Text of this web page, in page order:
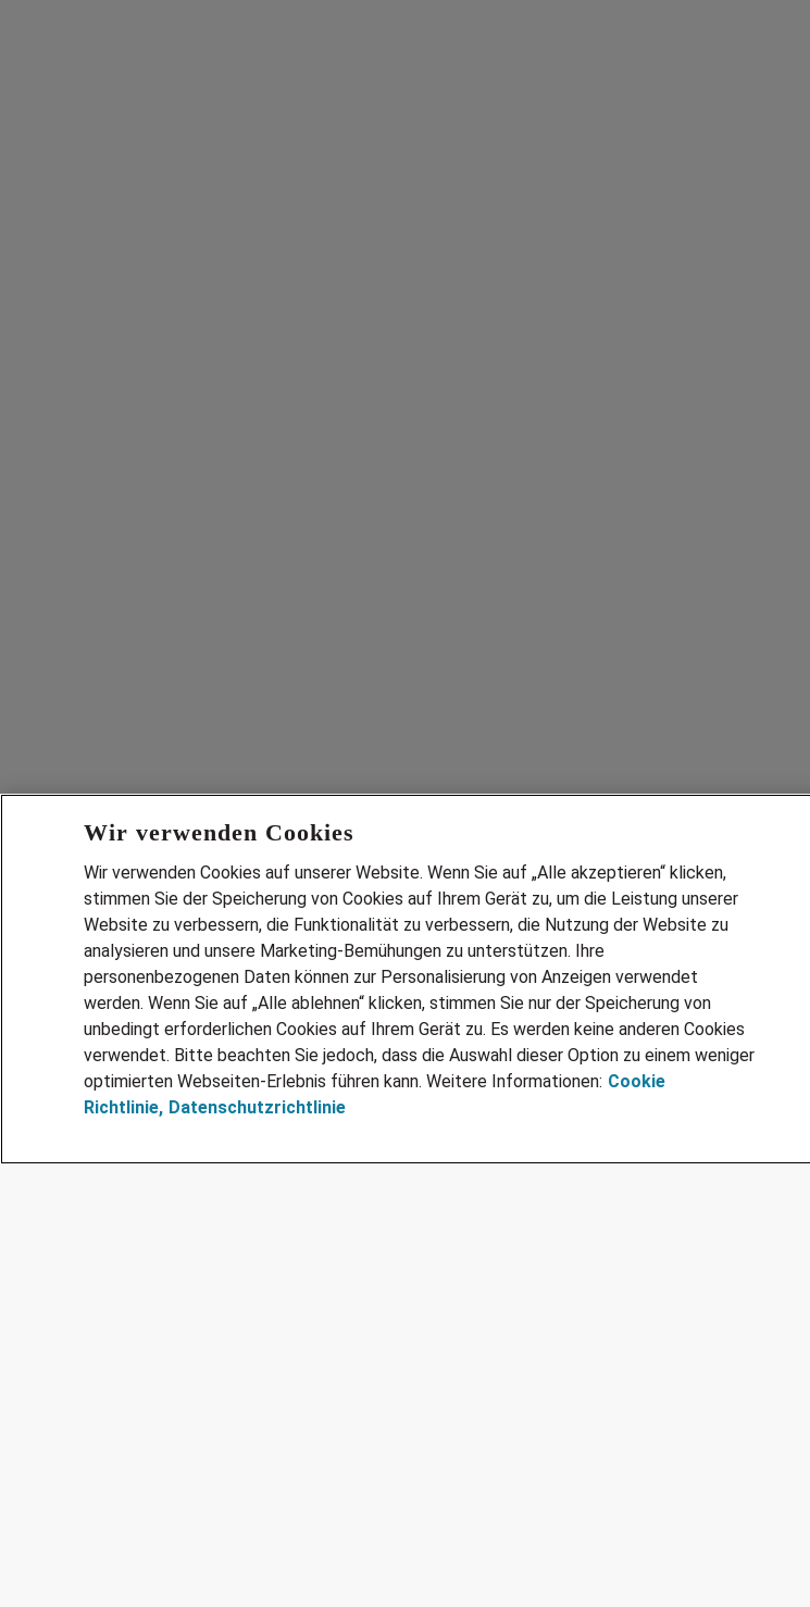
Wir verwenden Cookies
Wir verwenden Cookies auf unserer Website. Wenn Sie auf „Alle akzeptieren“ klicken,
stimmen Sie der Speicherung von Cookies auf Ihrem Gerät zu, um die Leistung unserer
Website zu verbessern, die Funktionalität zu verbessern, die Nutzung der Website zu
analysieren und unsere Marketing-Bemühungen zu unterstützen. Ihre
personenbezogenen Daten können zur Personalisierung von Anzeigen verwendet
werden. Wenn Sie auf „Alle ablehnen“ klicken, stimmen Sie nur der Speicherung von
unbedingt erforderlichen Cookies auf Ihrem Gerät zu. Es werden keine anderen Cookies
verwendet. Bitte beachten Sie jedoch, dass die Auswahl dieser Option zu einem weniger
optimierten Webseiten-Erlebnis führen kann. Weitere Informationen: Cookie
Richtlinie, Datenschutzrichtlinie